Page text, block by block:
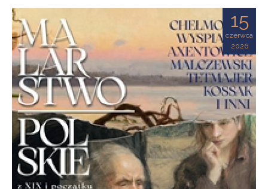
Ziemi
Tarnowskiej
15
czerwca
2026